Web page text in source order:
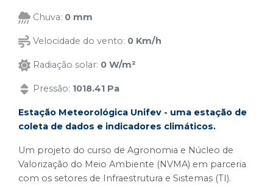
Chuva: 0 mm
Velocidade do vento: 0 Km/h
Radiação solar: 0 W/m²
Pressão: 1018.41 Pa
Estação Meteorológica Unifev - uma estação de
coleta de dados e indicadores climáticos.
Um projeto do curso de Agronomia e Núcleo de
Valorização do Meio Ambiente (NVMA) em parceria
com os setores de Infraestrutura e Sistemas (TI).